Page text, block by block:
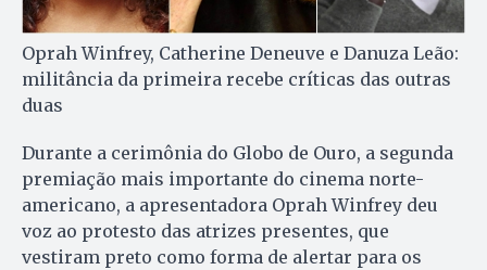
Oprah Winfrey, Catherine Deneuve e Danuza Leão:
militância da primeira recebe críticas das outras
duas
Durante a cerimônia do Globo de Ouro, a segunda
premiação mais importante do cinema norte-
americano, a apresentadora Oprah Winfrey deu
voz ao protesto das atrizes presentes, que
vestiram preto como forma de alertar para os